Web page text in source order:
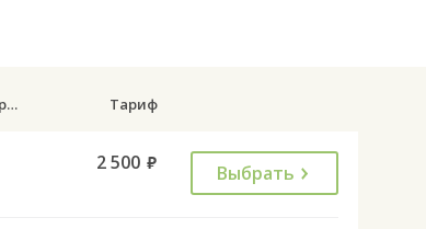
Дни курсирования Тариф
2 500 руб. Выбрать